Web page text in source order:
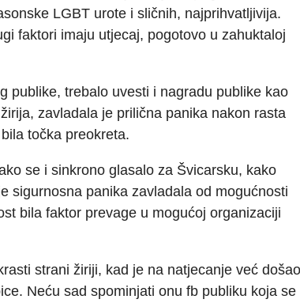
LGBT urote i sličnih, najprihvatljivija.
faktori imaju utjecaj, pogotovo u zahuktaloj
publike, trebalo uvesti i nagradu publike kao
zavladala je prilična panika nakon rasta
točka preokreta.
se i sinkrono glasalo za Švicarsku, kako
sigurnosna panika zavladala od mogućnosti
bila faktor prevage u mogućoj organizaciji
strani žiriji, kad je na natjecanje već došao
Neću sad spominjati onu fb publiku koja se